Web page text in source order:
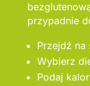
przypadnie
Przejdź na
Wybierz
Podaj